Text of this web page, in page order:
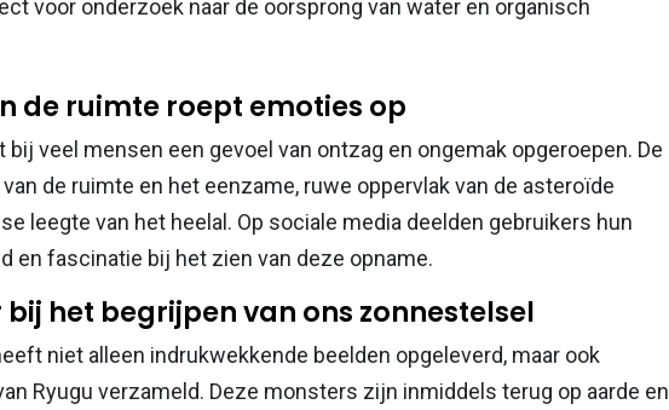
voor onderzoek naar de oorsprong van water en organisch
de ruimte roept emoties op
bij veel mensen een gevoel van ontzag en ongemak opgeroepen. De
de ruimte en het eenzame, ruwe oppervlak van de asteroïde
leegte van het heelal. Op sociale media deelden gebruikers hun
en fascinatie bij het zien van deze opname.
het begrijpen van ons zonnestelsel
niet alleen indrukwekkende beelden opgeleverd, maar ook
Ryugu verzameld. Deze monsters zijn inmiddels terug op aarde en